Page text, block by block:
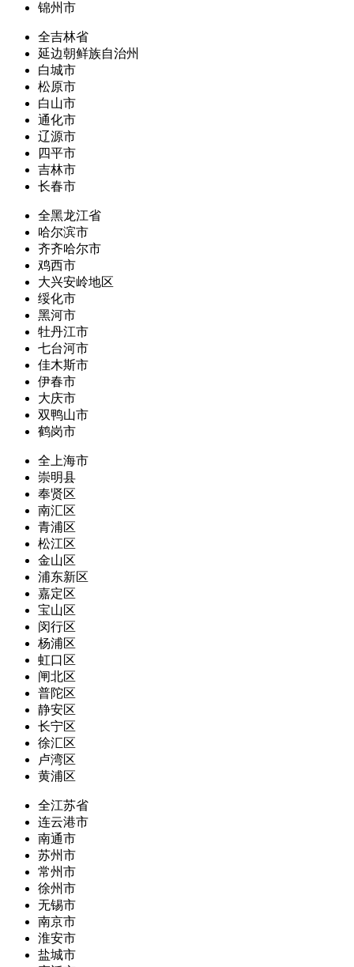
锦州市
全吉林省
延边朝鲜族自治州
白城市
松原市
白山市
通化市
辽源市
四平市
吉林市
长春市
全黑龙江省
哈尔滨市
齐齐哈尔市
鸡西市
大兴安岭地区
绥化市
黑河市
牡丹江市
七台河市
佳木斯市
伊春市
大庆市
双鸭山市
鹤岗市
全上海市
崇明县
奉贤区
南汇区
青浦区
松江区
金山区
浦东新区
嘉定区
宝山区
闵行区
杨浦区
虹口区
闸北区
普陀区
静安区
长宁区
徐汇区
卢湾区
黄浦区
全江苏省
连云港市
南通市
苏州市
常州市
徐州市
无锡市
南京市
淮安市
盐城市